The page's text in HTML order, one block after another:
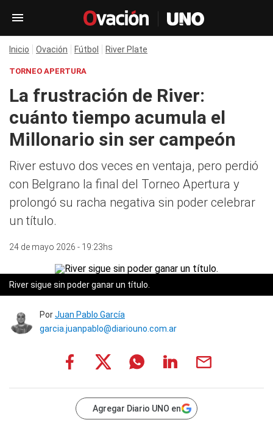
Inicio Ovación Fútbol River Plate
TORNEO APERTURA
La frustración de River:
cuánto tiempo acumula el
Millonario sin ser campeón
River estuvo dos veces en ventaja, pero perdió
con Belgrano la final del Torneo Apertura y
prolongó su racha negativa sin poder celebrar
un título.
24 de mayo 2026 - 19:23hs
River sigue sin poder ganar un título.
PorJuan Pablo García
garcia.juanpablo@diariouno.com.ar
Agregar Diario UNO en